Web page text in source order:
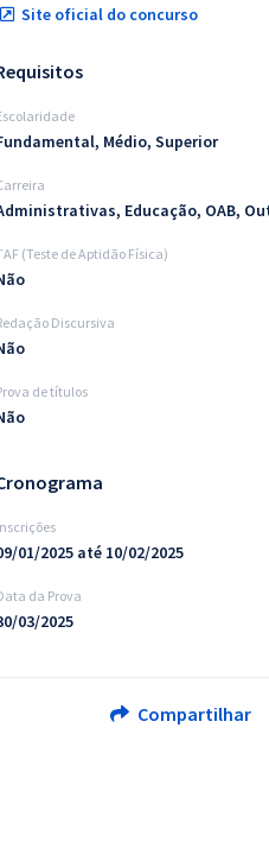
Site oficial do concurso
Médio, Superior
Educação, OAB,
(Teste de Aptidão Física)
Discursiva
de títulos
01/2025 até 10/02/2025
da Prova
03/2025
Compartilhar